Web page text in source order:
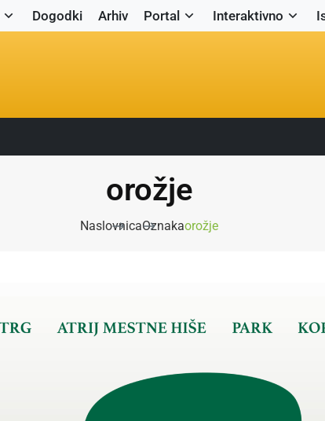
Dogodki Arhiv Portal Interaktivno
orožje
NaslovnicaOznakaorožje